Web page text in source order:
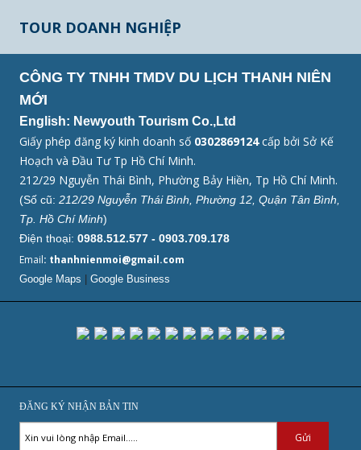
TOUR DOANH NGHIỆP
CÔNG TY TNHH TMDV DU LỊCH THANH NIÊN
MỚI
English: Newyouth Tourism Co.,Ltd
Giấy phép đăng ký kinh doanh số 0302869124cấp bởi Sở Kế
Hoạch và Đầu Tư Tp Hồ Chí Minh.
212/29 Nguyễn Thái Bình, Phường Bảy Hiền, Tp Hồ Chí Minh.
(Số cũ: 212/29 Nguyễn Thái Bình, Phường 12, Quận Tân Bình,
Tp. Hồ Chí Minh)
Điện thoại: 0988.512.577 - 0903.709.178
Email: thanhnienmoi@gmail.com
Google Maps Google Business
ĐĂNG KÝ NHẬN BẢN TIN